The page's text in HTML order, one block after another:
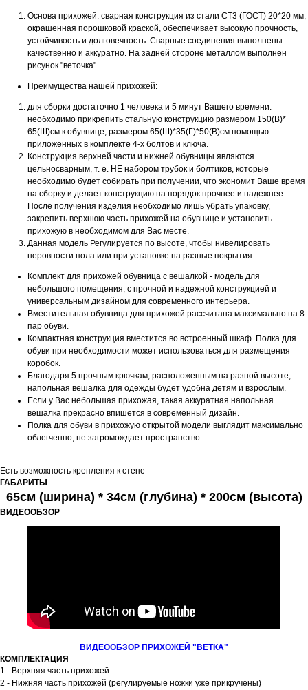
Основа прихожей: сварная конструкция из стали СТ3 (ГОСТ) 20*20 мм,
окрашенная порошковой краской, обеспечивает высокую прочность,
устойчивость и долговечность. Сварные соединения выполнены
качественно и аккуратно. На задней стороне металлом выполнен
рисунок "веточка".
Преимущества нашей прихожей:
для сборки достаточно 1 человека и 5 минут Вашего времени:
необходимо прикрепить стальную конструкцию размером 150(В)*
65(Ш)см к обувнице, размером 65(Ш)*35(Г)*50(В)см помощью
приложенных в комплекте 4-х болтов и ключа.
Конструкция верхней части и нижней обувницы являются
цельносварным, т. е. НЕ набором трубок и болтиков, которые
необходимо будет собирать при получении, что экономит Ваше время
на сборку и делает конструкцию на порядок прочнее и надежнее.
После получения изделия необходимо лишь убрать упаковку,
закрепить верхнюю часть прихожей на обувнице и установить
прихожую в необходимом для Вас месте.
Данная модель Регулируется по высоте, чтобы нивелировать
неровности пола или при установке на разные покрытия.
Комплект для прихожей обувница с вешалкой - модель для
небольшого помещения, с прочной и надежной конструкцией и
универсальным дизайном для современного интерьера.
Вместительная обувница для прихожей рассчитана максимально на 8
пар обуви.
Компактная конструкция вместится во встроенный шкаф. Полка для
обуви при необходимости может использоваться для размещения
коробок.
Благодаря 5 прочным крючкам, расположенным на разной высоте,
напольная вешалка для одежды будет удобна детям и взрослым.
Если у Вас небольшая прихожая, такая аккуратная напольная
вешалка прекрасно впишется в современный дизайн.
Полка для обуви в прихожую открытой модели выглядит максимально
облегченно, не загромождает пространство.
Есть возможность крепления к стене
ГАБАРИТЫ
65см (ширина) * 34см (глубина) * 200см (высота)
ВИДЕООБЗОР
ВИДЕООБЗОР ПРИХОЖЕЙ "ВЕТКА"
КОМПЛЕКТАЦИЯ
1 - Верхняя часть прихожей
2 - Нижняя часть прихожей (регулируемые ножки уже прикручены)